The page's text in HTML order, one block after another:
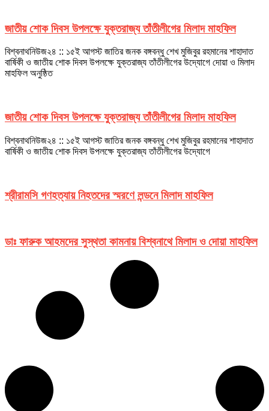
জাতীয় শোক দিবস উপলক্ষে যুক্তরাজ্য তাঁতীলীগের মিলাদ মাহফিল
বিশ্বনাথনিউজ২৪ :: ১৫ই আগস্ট জাতির জনক বঙ্গবন্ধু শেখ মুজিবুর রহমানের শাহাদাত
বার্ষিকী ও জাতীয় শোক দিবস উপলক্ষে যুক্তরাজ্য তাঁতীলীগের উদ্যোগে দোয়া ও মিলাদ
মাহফিল অনুষ্ঠিত
জাতীয় শোক দিবস উপলক্ষে যুক্তরাজ্য তাঁতীলীগের মিলাদ মাহফিল
বিশ্বনাথনিউজ২৪ :: ১৫ই আগস্ট জাতির জনক বঙ্গবন্ধু শেখ মুজিবুর রহমানের শাহাদাত
বার্ষিকী ও জাতীয় শোক দিবস উপলক্ষে যুক্তরাজ্য তাঁতীলীগের উদ্যোগে
শ্রীরামসি গণহত্যায় নিহতদের স্মরণে লন্ডনে মিলাদ মাহফিল
ডাঃ ফারুক আহমদের সুস্থতা কামনায় বিশ্বনাথে মিলাদ ও দোয়া মাহফিল